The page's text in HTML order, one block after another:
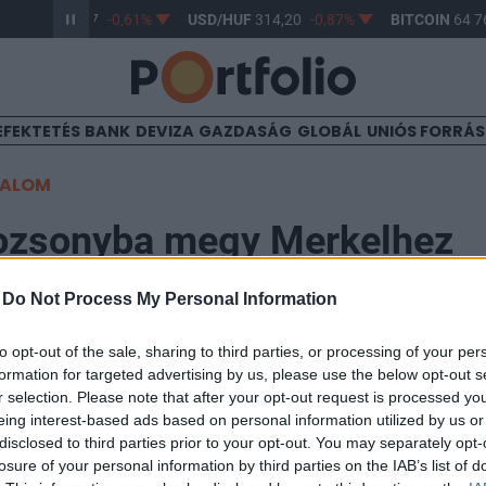
Do Not Process My Personal Information
opt-out of the sale, sharing to third parties, or processing of your
for targeted advertising by us, please use the below opt-out
selection. Please note that after your opt-out request is processed
interest-based ads based on personal information utilized by us
to third parties prior to your opt-out. You may separately
of your personal information by third parties on the IAB’s list of
363,17 -0,61% USD/HUF314,20 -0,87% BITCOIN64
BANK DEVIZA GAZDASÁG GLOBÁL UNIÓS
megy Merkelhez
a visegrádi országok (Magyarország,
kormányfői a német kancellár, Angela Merkel